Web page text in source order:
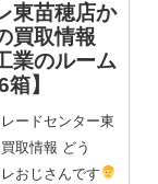
東苗穂店か
買取情報
業のルーム
】
ードセンター東
取情報 どう
おじさんです